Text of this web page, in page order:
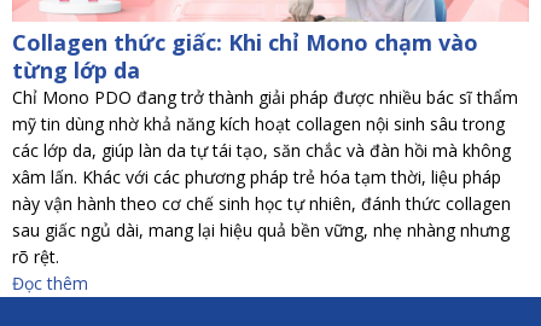
Collagen thức giấc: Khi chỉ Mono chạm vào
từng lớp da
Chỉ Mono PDO đang trở thành giải pháp được nhiều bác sĩ thẩm
mỹ tin dùng nhờ khả năng kích hoạt collagen nội sinh sâu trong
các lớp da, giúp làn da tự tái tạo, săn chắc và đàn hồi mà không
xâm lấn. Khác với các phương pháp trẻ hóa tạm thời, liệu pháp
này vận hành theo cơ chế sinh học tự nhiên, đánh thức collagen
sau giấc ngủ dài, mang lại hiệu quả bền vững, nhẹ nhàng nhưng
rõ rệt.
Đọc thêm